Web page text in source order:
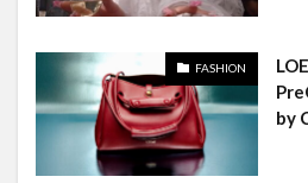
FASHION
by